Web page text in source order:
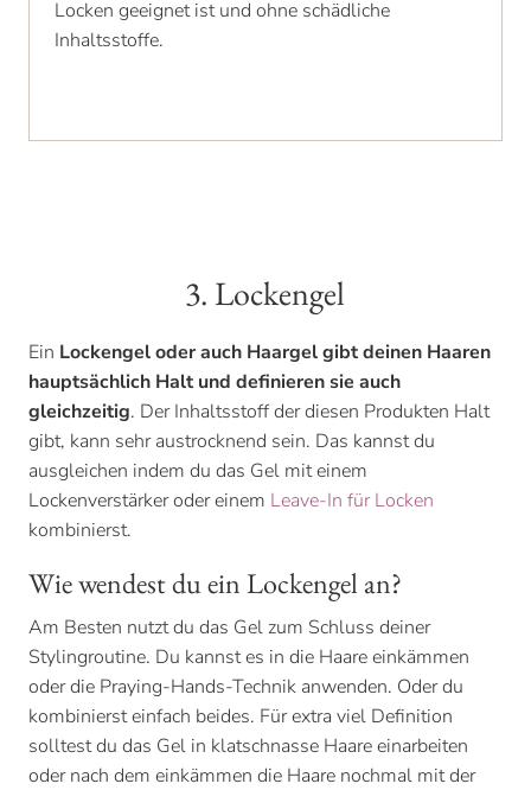
Locken geeignet ist und ohne schädliche
Inhaltsstoffe.
3. Lockengel
Ein Lockengel oder auch Haargel gibt deinen Haaren
hauptsächlich Halt und definieren sie auch
gleichzeitig. Der Inhaltsstoff der diesen Produkten Halt
gibt, kann sehr austrocknend sein. Das kannst du
ausgleichen indem du das Gel mit einem
Lockenverstärker oder einem Leave-In für Locken
kombinierst.
Wie wendest du ein Lockengel an?
Am Besten nutzt du das Gel zum Schluss deiner
Stylingroutine. Du kannst es in die Haare einkämmen
oder die Praying-Hands-Technik anwenden. Oder du
kombinierst einfach beides. Für extra viel Definition
solltest du das Gel in klatschnasse Haare einarbeiten
oder nach dem einkämmen die Haare nochmal mit der